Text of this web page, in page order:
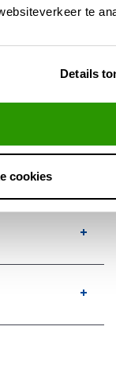
te
Details
cookies